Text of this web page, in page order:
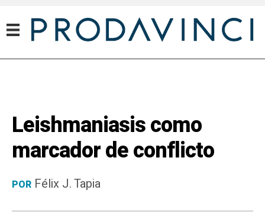
Leishmaniasis como
marcador de conflicto
POR Félix J. Tapia